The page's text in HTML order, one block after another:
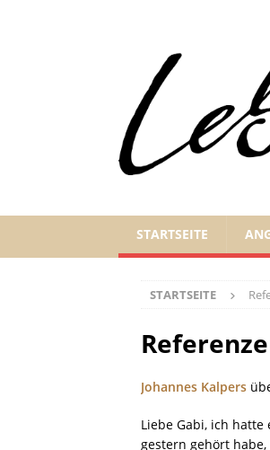
STARTSEITE
STARTSEITE
Johannes Kalpers
Liebe Gabi, ich
gestern gehört